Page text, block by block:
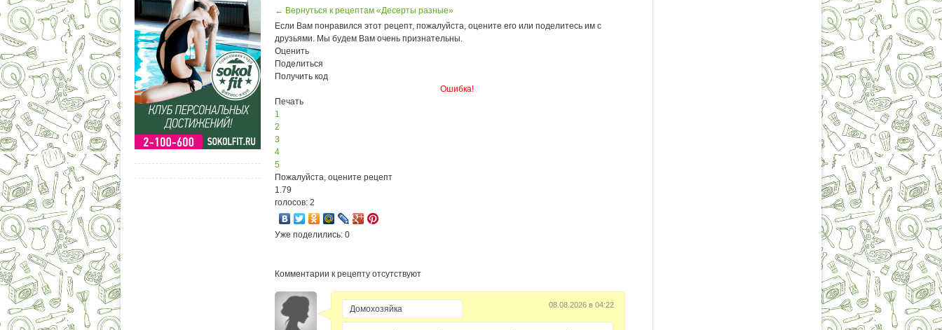
← Вернуться к рецептам «Десерты разные»
Если Вам понравился этот рецепт, пожалуйста, оцените его или поделитесь им с
друзьями. Мы будем Вам очень признательны.
Оценить
Поделиться
Получить код
Ошибка!
Печать
1
2
3
4
5
Пожалуйста, оцените рецепт
1.79
голосов: 2
Уже поделились: 0
Комментарии к рецепту отсутствуют
08.08.2026 в 04:22